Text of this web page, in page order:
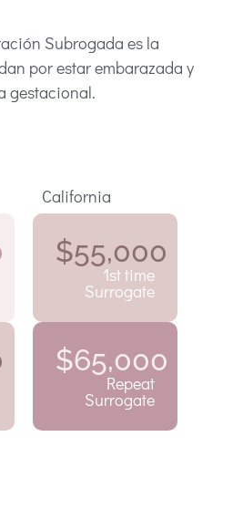
Subrogada es la
por estar embarazada y
gestacional.
California
$55,000
1st time
Surrogate
$65,000
Repeat
Surrogate